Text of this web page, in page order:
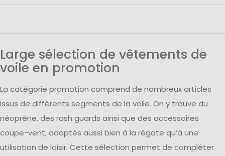
Large sélection de vêtements de
voile en promotion
La catégorie promotion comprend de nombreux articles
issus de différents segments de la voile. On y trouve du
néoprène, des rash guards ainsi que des accessoires
coupe-vent, adaptés aussi bien à la régate qu’à une
utilisation de loisir. Cette sélection permet de compléter